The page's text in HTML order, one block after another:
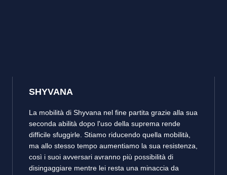
SHYVANA
La mobilità di Shyvana nel fine partita grazie alla sua
seconda abilità dopo l'uso della suprema rende
difficile sfuggirle. Stiamo riducendo quella mobilità,
ma allo stesso tempo aumentiamo la sua resistenza,
così i suoi avversari avranno più possibilità di
disingaggiare mentre lei resta una minaccia da